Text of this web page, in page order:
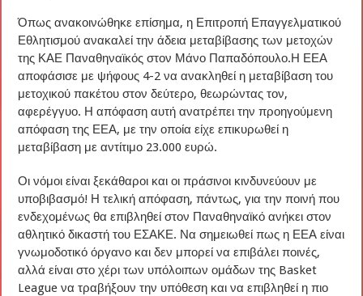
Όπως ανακοινώθηκε επίσημα, η Επιτροπή Επαγγελματικού
Εθλητισμού ανακαλεί την άδεια μεταβίβασης των μετοχών
της ΚΑΕ Παναθηναϊκός στον Μάνο Παπαδόπουλο.Η ΕΕΑ
αποφάσισε με ψήφους 4-2 να ανακληθεί η μεταβίβαση του
μετοχικού πακέτου στον δεύτερο, θεωρώντας τον,
αφερέγγυο. Η απόφαση αυτή ανατρέπει την προηγούμενη
απόφαση της ΕΕΑ, με την οποία είχε επικυρωθεί η
μεταβίβαση με αντίτιμο 23.000 ευρώ.
Οι νόμοι είναι ξεκάθαροι και οι πράσινοι κινδυνεύουν με
υποβιβασμό! Η τελική απόφαση, πάντως, για την ποινή που
ενδεχομένως θα επιβληθεί στον Παναθηναϊκό ανήκει στον
αθλητικό δικαστή του ΕΣΑΚΕ. Να σημειωθεί πως η ΕΕΑ είναι
γνωμοδοτικό όργανο και δεν μπορεί να επιβάλει ποινές,
αλλά είναι στο χέρι των υπόλοιπων ομάδων της Basket
League να τραβήξουν την υπόθεση και να επιβληθεί η πιο